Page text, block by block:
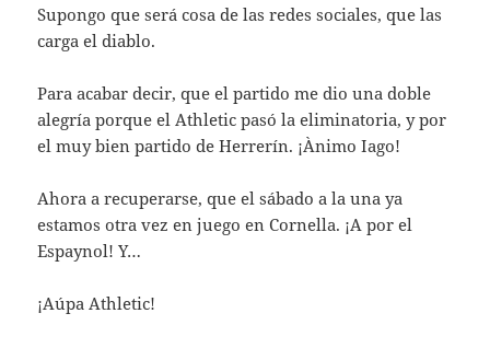
Supongo que será cosa de las redes sociales, que las
carga el diablo.
Para acabar decir, que el partido me dio una doble
alegría porque el Athletic pasó la eliminatoria, y por
el muy bien partido de Herrerín. ¡Ànimo Iago!
Ahora a recuperarse, que el sábado a la una ya
estamos otra vez en juego en Cornella. ¡A por el
Espaynol! Y…
¡Aúpa Athletic!